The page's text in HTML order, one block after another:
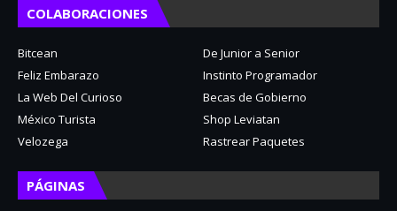
COLABORACIONES
Bitcean
De Junior a Senior
Feliz Embarazo
Instinto Programador
La Web Del Curioso
Becas de Gobierno
México Turista
Shop Leviatan
Velozega
Rastrear Paquetes
PÁGINAS